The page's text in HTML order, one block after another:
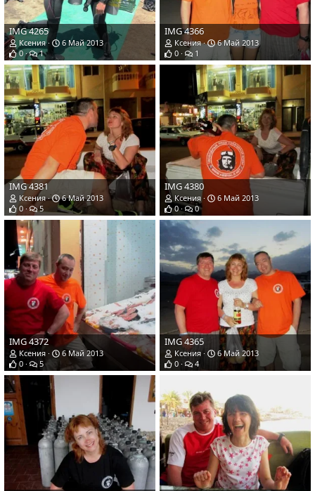
IMG 4265
Ксения
6 Май 2013
0
1
IMG 4366
Ксения
6 Май 2013
0
1
IMG 4381
Ксения
6 Май 2013
0
5
IMG 4380
Ксения
6 Май 2013
0
0
IMG 4372
Ксения
6 Май 2013
0
5
IMG 4365
Ксения
6 Май 2013
0
4